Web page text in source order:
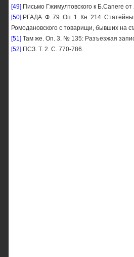
[49] Письмо Гжимултовского к Б.Сапеге
[50] РГАДА. Ф. 79. Оп. 1. Кн. 214:
Ромодановского с товарищи, бывших на
[51] Там же. Оп. 3. № 135: Разъезжая
[52] ПСЗ. Т. 2. С. 770-786.